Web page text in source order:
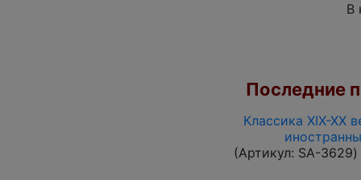
В
Последние
Классика XIX-XX
(Артикул: SA-3629)